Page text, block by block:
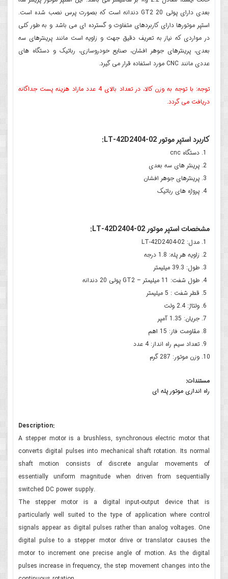
بعدی دارای پولی GT2 20 دندانه است که بصورت پرس نصب شده است.
استپر موتورها دارای کاربردهای متفاوت و گسترده ای می باشد و به طور کلی
در مواردی که نیاز به تعریف دقیق جهت و زاویه است مانند پرینترهای سه
بعدی، پرینترهای جوهر افشان، صنایع خودروسازی، رباتیک و دستگاه های
عددی مانند CNC مورد استفاده قرار می گیرد.
توجه: با توجه به وزن کالا، در تعداد بالای 4 عدد مازاد هزینه پست جداگانه
دریافت می گردد.
کاربرد استپر موتور LT-42D2404-02:
دستگاه cnc
پرینتر های سه بعدی
پرینترهای جوهر افشان
پروژه های رباتیک
مشخصات استپر موتور LT-42D2404-02:
مدل: LT-42D2404-02
زاویه هر پله: 1.8 درجه
طول: 39.3 میلیمتر
طول شفت: 11 میلیمتر – GT2 پولی 20 دندانه
قطر شفت : 5 میلیمتر
ولتاژ: 2.4 ولت
جریان: 1.35 آمپر
مقاومت فاز: 15 اهم
تعداد سیم راه انداز: 4 عدد
وزن موتور: 287 گرم
مستندات:
راه اندازی موتور پله ای
Description:
A stepper motor is a brushless, synchronous electric motor that
converts digital pulses into mechanical shaft rotation. Its normal
shaft motion consists of discrete angular movements of
essentially uniform magnitude when driven from sequentially
switched DC power supply.
The stepper motor is a digital input-output device that is
particularly well suited to the type of application where control
signals appear as digital pulses rather than analog voltages. One
digital pulse to a stepper motor drive or translator causes the
motor to increment one precise angle of motion. As the digital
pulses increase in frequency, the step movement changes into the